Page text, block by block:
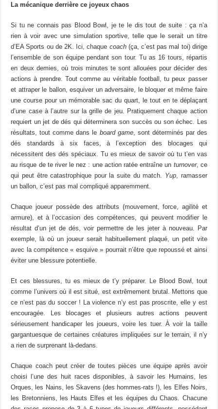
La mécanique derrière ce joyeux chaos
Si tu ne connais pas Blood Bowl, je te le dis tout de suite : ça n’a
rien à voir avec une simulation sportive, telle que le serait un titre
d’EA Sports ou de 2K. Ici, chaque coach(ça, c’est pas mal toi) dirige
l’ensemble de son équipe pendant son tour. Tu as 16 tours, répartis
en deux demies, où trois minutes te sont allouées pour décider des
actions à prendre. Tout comme au véritable football, tu peux passer
et attraper le ballon, esquiver un adversaire, le bloquer et même faire
une course pour un mémorable sac du quart, le tout en te déplaçant
d’une case à l’autre sur la grille de jeu. Pratiquement chaque action
requiert un jet de dés qui déterminera son succès ou son échec. Les
résultats, tout comme dans le board game, sont déterminés par des
dés standards à six faces, à l’exception des blocages qui
nécessitent des dés spéciaux. Tu es mieux de savoir où tu t’en vas
au risque de te river le nez : une action ratée entraîne un turnover, ce
qui peut être catastrophique pour la suite du match. Yup , ramasser
un ballon, c’est pas mal compliqué apparemment.
Chaque joueur possède des attributs (mouvement, force, agilité et
armure), et à l’occasion des compétences, qui peuvent modifier le
résultat d’un jet de dés, voir permettre de les jeter à nouveau. Par
exemple, là où un joueur serait habituellement plaqué, un petit vite
avec la compétence « esquive » pourrait n’être que repoussé et ainsi
éviter une blessure potentielle.
Et ces blessures, tu es mieux de t’y préparer. Le Blood Bowl, tout
comme l’univers où il est situé, est extrêmement brutal. Mettons que
ce n’est pas du soccer ! La violence n’y est pas proscrite, elle y est
encouragée. Les blocages et plusieurs autres actions peuvent
sérieusement handicaper les joueurs, voire les tuer. À voir la taille
gargantuesque de certaines créatures impliquées sur le terrain, il n’y
a rien de surprenant là-dedans.
Chaque coach peut créer de toutes pièces une équipe après avoir
choisi l’une des huit races disponibles, à savoir les Humains, les
Orques, les Nains, les Skavens (des hommes-rats !), les Elfes Noirs,
les Bretonniens, les Hauts Elfes et les équipes du Chaos. Chacune